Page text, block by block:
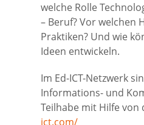
welche Rolle
– Beruf? Vor
Praktiken? Und wie
Ideen entwickeln.
Im Ed-ICT-Netzwerk
Informations- und
Teilhabe mit Hilfe von
ict.com/